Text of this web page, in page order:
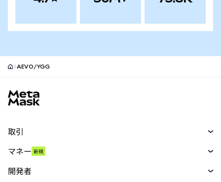
AEVO/YGG
取引
パーペチュアル
マネー 新規
開発者